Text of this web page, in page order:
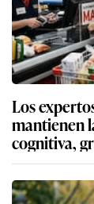
Los
mantienen
cognitiva,